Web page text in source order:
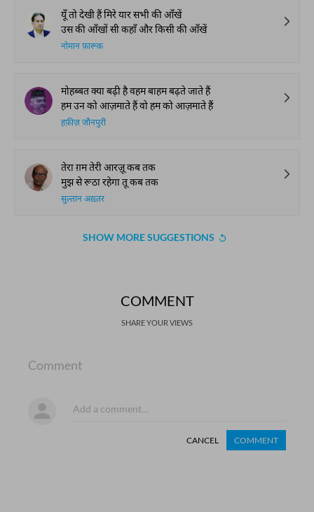
यूँ तो देखी हैं मिरे यार सभी की आँखें
उस की आँखों सी कहाँ और किसी की आँखें
नोमान फ़ारूक़
मोहब्बत क्या बढ़ी है वहम बाहम बढ़ते जाते हैं
हम उन को आज़माते हैं वो हम को आज़माते हैं
हफ़ीज़ जौनपुरी
तेरा ग़म तेरी आरज़ू कब तक
मुझ से रूठा रहेगा तू कब तक
सुल्तान अख़्तर
SHOW MORE SUGGESTIONS
COMMENT
SHARE YOUR VIEWS
Comment
CANCEL COMMENT